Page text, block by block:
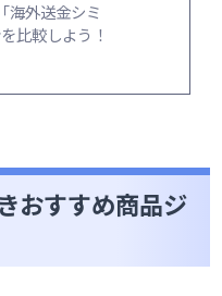
海外送金シミ
比較しよう！
おすすめ商品ジ